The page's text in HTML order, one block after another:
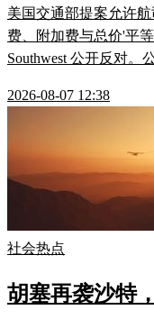
美国交通部提案允许
费、附加费与总价'平
Southwest 公开反对。
2026-08-07 12:38
社会热点
胡塞再袭沙特